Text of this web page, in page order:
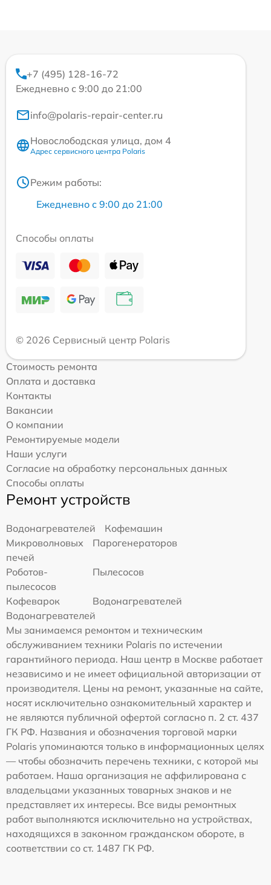
+7 (495) 128-16-72
Ежедневно с 9:00 до 21:00
info@polaris-repair-center.ru
Новослободская улица, дом 4
Адрес сервисного центра Polaris
Режим работы:
Ежедневно с 9:00 до 21:00
Способы оплаты
© 2026 Сервисный центр Polaris
Стоимость ремонта
Оплата и доставка
Контакты
Вакансии
О компании
Ремонтируемые модели
Наши услуги
Согласие на обработку персональных данных
Способы оплаты
Ремонт устройств
Водонагревателей
Кофемашин
Микроволновых
печей
Парогенераторов
Роботов-
пылесосов
Пылесосов
Кофеварок
Водонагревателей
Водонагревателей
Мы занимаемся ремонтом и техническим
обслуживанием техники Polaris по истечении
гарантийного периода. Наш центр в Москве работает
независимо и не имеет официальной авторизации от
производителя. Цены на ремонт, указанные на сайте,
носят исключительно ознакомительный характер и
не являются публичной офертой согласно п. 2 ст. 437
ГК РФ. Названия и обозначения торговой марки
Polaris упоминаются только в информационных целях
— чтобы обозначить перечень техники, с которой мы
работаем. Наша организация не аффилирована с
владельцами указанных товарных знаков и не
представляет их интересы. Все виды ремонтных
работ выполняются исключительно на устройствах,
находящихся в законном гражданском обороте, в
соответствии со ст. 1487 ГК РФ.